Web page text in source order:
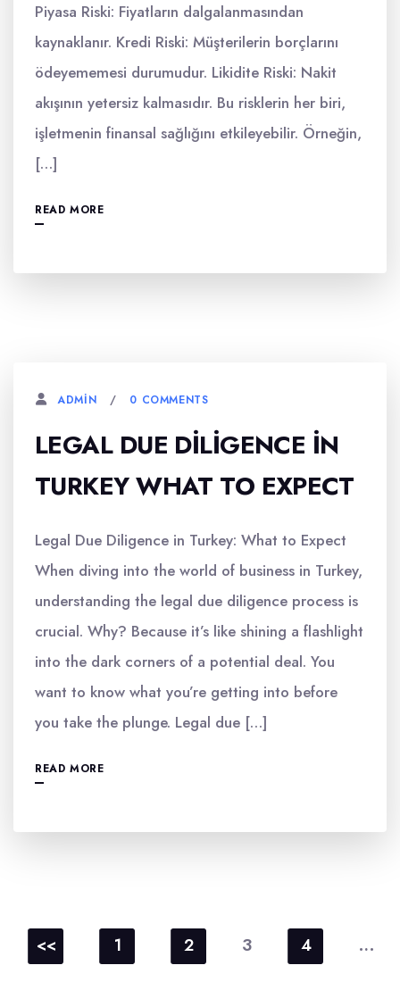
Piyasa Riski: Fiyatların dalgalanmasından
kaynaklanır. Kredi Riski: Müşterilerin borçlarını
ödeyememesi durumudur. Likidite Riski: Nakit
akışının yetersiz kalmasıdır. Bu risklerin her biri,
işletmenin finansal sağlığını etkileyebilir. Örneğin,
[…]
READ MORE
ADMIN 0 COMMENTS
LEGAL DUE DILIGENCE İN
TURKEY WHAT TO EXPECT
Legal Due Diligence in Turkey: What to Expect
When diving into the world of business in Turkey,
understanding the legal due diligence process is
crucial. Why? Because it’s like shining a flashlight
into the dark corners of a potential deal. You
want to know what you’re getting into before
you take the plunge. Legal due […]
READ MORE
sayfalaması
<< 1 2 3 4 …